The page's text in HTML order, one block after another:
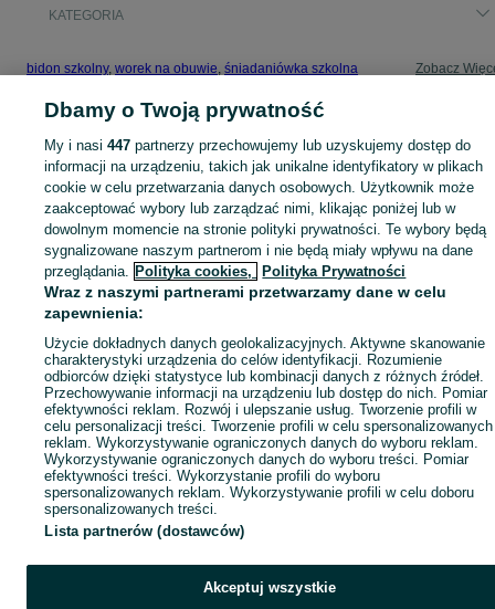
KATEGORIA
bidon szkolny, worek na obuwie, śniadaniówka szkolna Zobacz
Mapa kategorii
Mapa miejscowości
Mapa ministron
Popularne wyszukiwania
Dbamy o Twoją prywatność
My i nasi447 partnerzy przechowujemy lub uzyskujemy dostęp do
informacji na urządzeniu, takich jak unikalne identyfikatory w plikach
cookie w celu przetwarzania danych osobowych. Użytkownik może
zaakceptować wybory lub zarządzać nimi, klikając poniżej lub w
dowolnym momencie na stronie polityki prywatności. Te wybory będą
sygnalizowane naszym partnerom i nie będą miały wpływu na dane
przeglądania. Polityka cookies, Polityka Prywatności
Wraz z naszymi partnerami przetwarzamy dane w celu
zapewnienia:
Użycie dokładnych danych geolokalizacyjnych. Aktywne skanowanie
charakterystyki urządzenia do celów identyfikacji. Rozumienie
odbiorców dzięki statystyce lub kombinacji danych z różnych źródeł.
Przechowywanie informacji na urządzeniu lub dostęp do nich. Pomiar
efektywności reklam. Rozwój i ulepszanie usług. Tworzenie profili w
celu personalizacji treści. Tworzenie profili w celu spersonalizowanych
reklam. Wykorzystywanie ograniczonych danych do wyboru reklam.
Wykorzystywanie ograniczonych danych do wyboru treści. Pomiar
efektywności treści. Wykorzystanie profili do wyboru
spersonalizowanych reklam. Wykorzystywanie profili w celu doboru
spersonalizowanych treści.
Lista partnerów (dostawców)
Akceptuj wszystkie